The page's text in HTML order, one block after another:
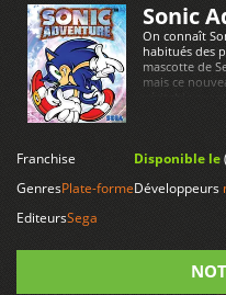
Sonic
On connaît
habitués des
mascotte de
mais ce
véritable
activités au
Franchise
GenresPlate-forme
EditeursSega
Disponible le
Développeurs